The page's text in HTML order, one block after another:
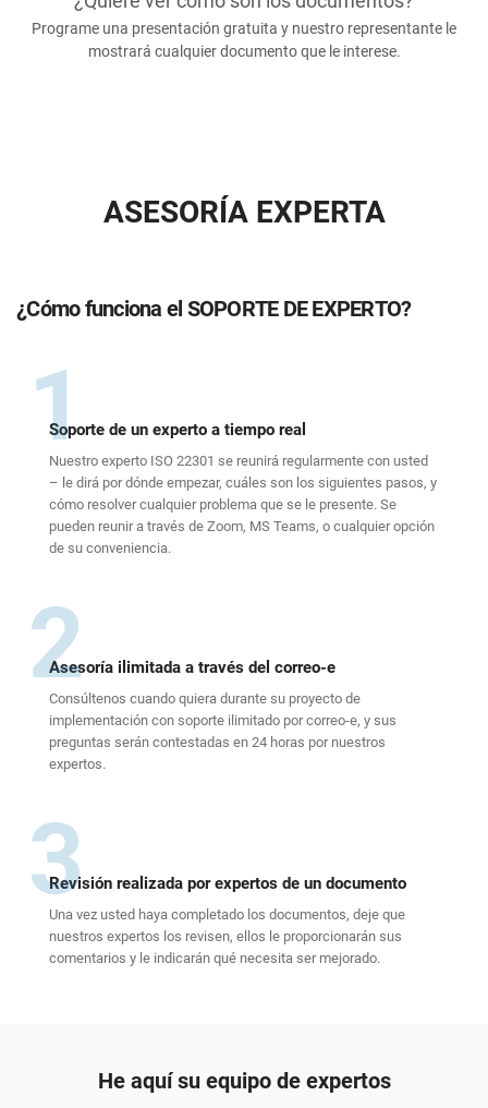
Programe una presentación gratuita y nuestro representante le
mostrará cualquier documento que le interese.
ASESORÍA EXPERTA
¿Cómo funciona el SOPORTE DE EXPERTO?
1
Soporte de un experto a tiempo real
Nuestro experto ISO 22301 se reunirá regularmente con usted
– le dirá por dónde empezar, cuáles son los siguientes pasos, y
cómo resolver cualquier problema que se le presente. Se
pueden reunir a través de Zoom, MS Teams, o cualquier opción
de su conveniencia.
2
Asesoría ilimitada a través del correo-e
Consúltenos cuando quiera durante su proyecto de
implementación con soporte ilimitado por correo-e, y sus
preguntas serán contestadas en 24 horas por nuestros
expertos.
3
Revisión realizada por expertos de un documento
Una vez usted haya completado los documentos, deje que
nuestros expertos los revisen, ellos le proporcionarán sus
comentarios y le indicarán qué necesita ser mejorado.
He aquí su equipo de expertos